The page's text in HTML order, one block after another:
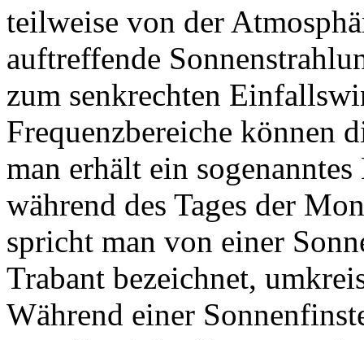
teilweise von der
auftreffende
zum senkrechten
Frequenzbereiche können
man erhält ein
während des Tages der
spricht man von einer
Trabant bezeichnet,
Während einer